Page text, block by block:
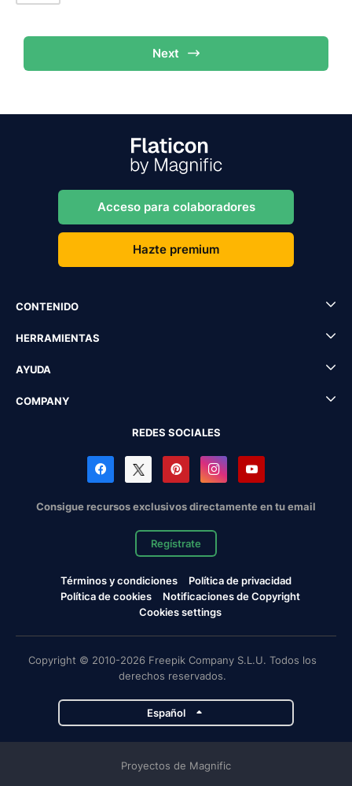
Next
Acceso para colaboradores
Hazte premium
CONTENIDO
HERRAMIENTAS
AYUDA
COMPANY
REDES SOCIALES
Consigue recursos exclusivos directamente en tu email
Regístrate
Términos y condiciones
Política de privacidad
Política de cookies
Notificaciones de Copyright
Cookies settings
Copyright © 2010-2026 Freepik Company S.L.U. Todos los
derechos reservados.
Español
Proyectos de Magnific